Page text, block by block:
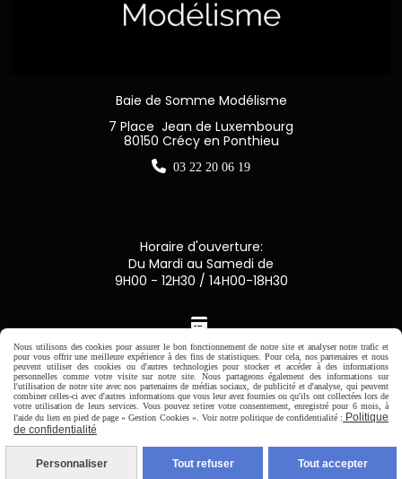
Baie de Somme Modélisme
7 Place Jean de Luxembourg
80150 Crécy en Ponthieu
 03 22 20 06 19
Horaire d'ouverture:
Du Mardi au Samedi de
9H00 - 12H30 / 14H00-18H30

Paiement sécurisé
CB Crédit Agricole
PAYPAL (4x sans frais)
Nous utilisons des cookies pour assurer le bon fonctionnement de notre site et analyser notre trafic et
pour vous offrir une meilleure expérience à des fins de statistiques. Pour cela, nos partenaires et nous
peuvent utiliser des cookies ou d'autres technologies pour stocker et accéder à des informations
personnelles comme votre visite sur notre site. Nous partageons également des informations sur
l'utilisation de notre site avec nos partenaires de médias sociaux, de publicité et d'analyse, qui peuvent
combiner celles-ci avec d'autres informations que vous leur avez fournies ou qu'ils ont collectées lors de
votre utilisation de leurs services. Vous pouvez retirer votre consentement, enregistré pour 6 mois, à
l'aide du lien en pied de page « Gestion Cookies ». Voir notre politique de confidentialité : Politique
de confidentialité
Personnaliser Tout refuser Tout accepter